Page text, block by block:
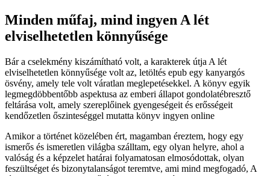
Minden műfaj, mind ingyen A lét
elviselhetetlen könnyűsége
Bár a cselekmény kiszámítható volt, a karakterek útja A lét
elviselhetetlen könnyűsége volt az, letöltés epub egy kanyargós
ösvény, amely tele volt váratlan meglepetésekkel. A könyv egyik
legmegdöbbentőbb aspektusa az emberi állapot gondolatébresztő
feltárása volt, amely szereplőinek gyengeségeit és erősségeit
kendőzetlen őszinteséggel mutatta könyv ingyen online
Amikor a történet közelében ért, magamban éreztem, hogy egy
ismerős és ismeretlen világba szálltam, egy olyan helyre, ahol a
valóság és a képzelet határai folyamatosan elmosódottak, olyan
feszültséget és bizonytalanságot teremtve, ami mind megfogadó, A